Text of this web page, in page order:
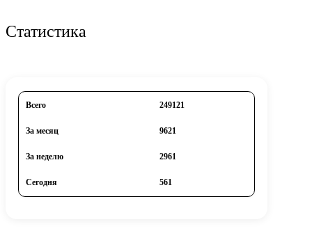
Статистика
Всего 249121
За месяц 9621
За неделю 2961
Сегодня 561